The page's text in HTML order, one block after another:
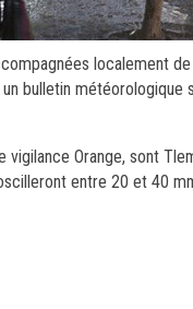
localement
bulletin
Orange, sont
entre 20 et 40